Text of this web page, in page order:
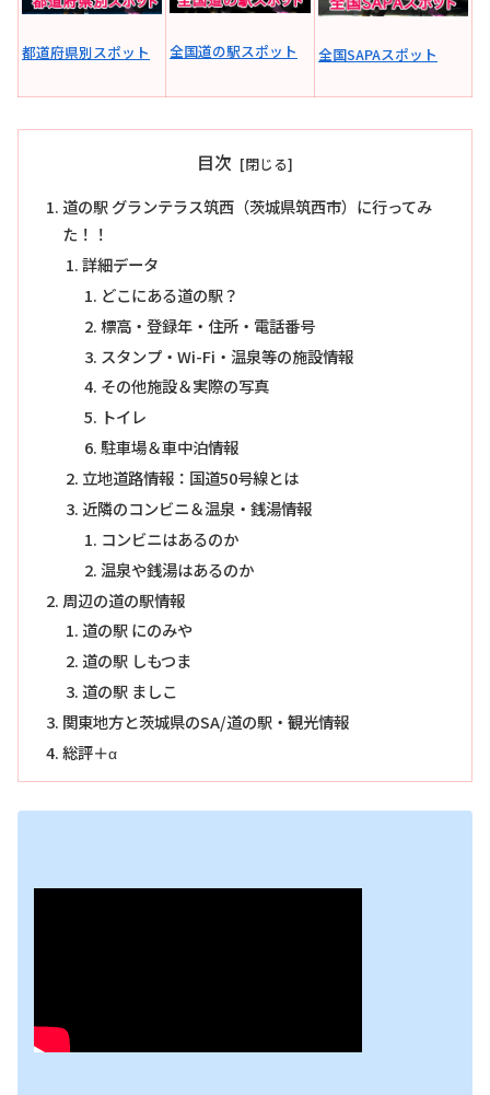
都道府県別スポット 全国道の駅スポット 全国SAPAスポット
目次
道の駅 グランテラス筑西（茨城県筑西市）に行ってみ
た！！
詳細データ
どこにある道の駅？
標高・登録年・住所・電話番号
スタンプ・Wi-Fi・温泉等の施設情報
その他施設＆実際の写真
トイレ
駐車場＆車中泊情報
立地道路情報：国道50号線とは
近隣のコンビニ＆温泉・銭湯情報
コンビニはあるのか
温泉や銭湯はあるのか
周辺の道の駅情報
道の駅 にのみや
道の駅 しもつま
道の駅 ましこ
関東地方と茨城県のSA/道の駅・観光情報
総評＋α